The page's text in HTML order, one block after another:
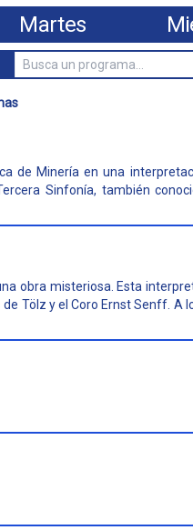
Martes
de Minería en una
Sinfonía, también
obra misteriosa. Esta
Tölz y el Coro Ernst Senff. A